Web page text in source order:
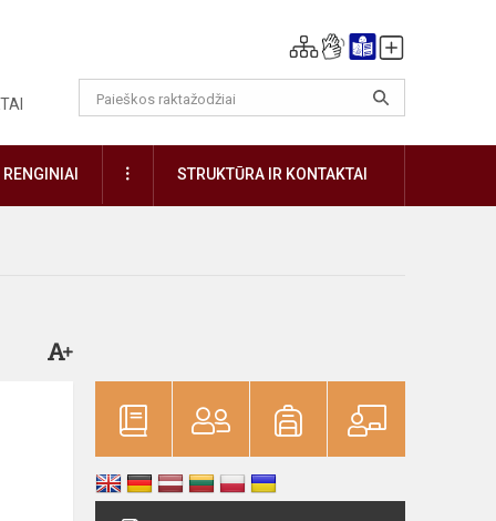
RENGINIAI DAUGIAUSTRUKTŪRA IR KONTAKTAI